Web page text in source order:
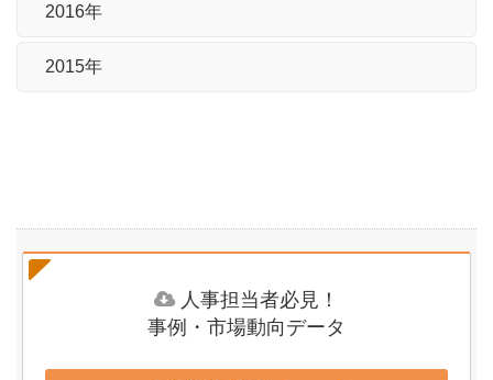
2016年
2015年
人事担当者必見！
事例・市場動向データ